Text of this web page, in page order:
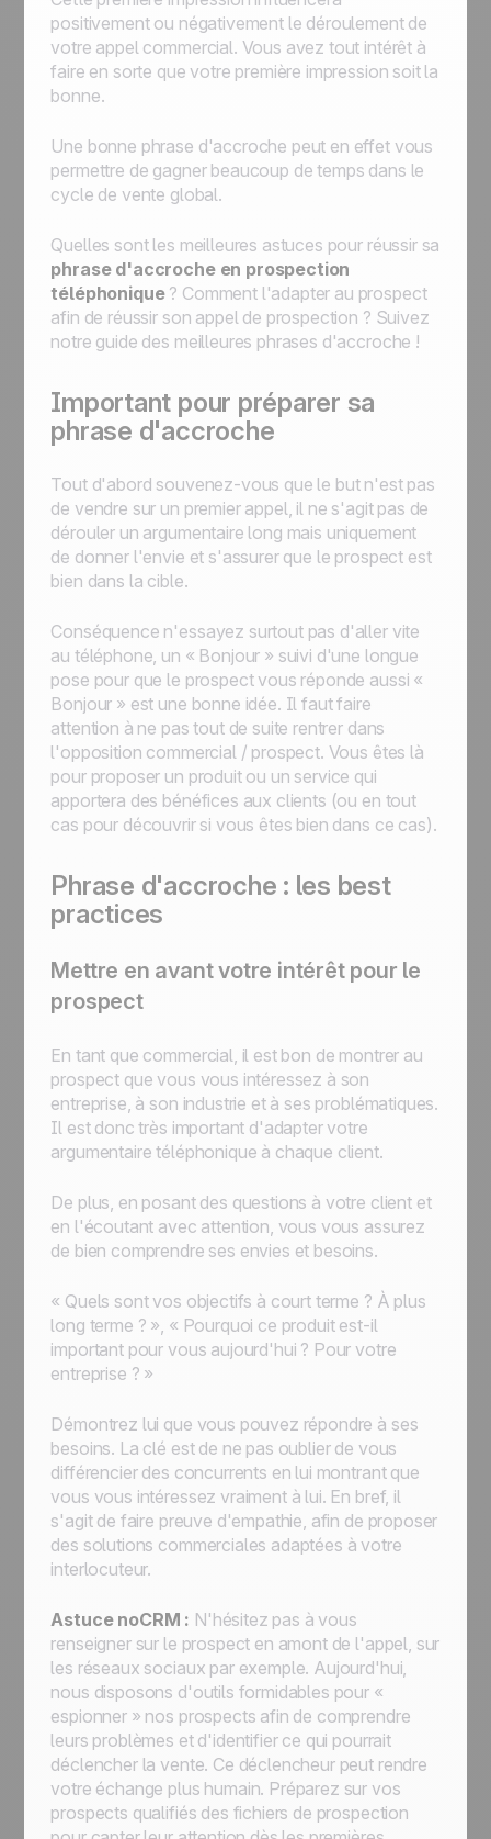
positivement ou négativement le déroulement de
votre appel commercial. Vous avez tout intérêt à
faire en sorte que votre première impression soit la
bonne.
Une bonne phrase d'accroche peut en effet vous
permettre de gagner beaucoup de temps dans le
cycle de vente global.
Quelles sont les meilleures astuces pour réussir sa
phrase d'accroche en prospection
téléphonique? Comment l'adapter au prospect
afin de réussir son appel de prospection ? Suivez
notre guide des meilleures phrases d'accroche !
Important pour préparer sa
phrase d'accroche
Tout d'abord souvenez-vous que le but n'est pas
de vendre sur un premier appel, il ne s'agit pas de
dérouler un argumentaire long mais uniquement
de donner l'envie et s'assurer que le prospect est
bien dans la cible.
Conséquence n'essayez surtout pas d'aller vite
au téléphone, un « Bonjour » suivi d'une longue
pose pour que le prospect vous réponde aussi «
Bonjour » est une bonne idée. Il faut faire
attention à ne pas tout de suite rentrer dans
l'opposition commercial / prospect. Vous êtes là
pour proposer un produit ou un service qui
apportera des bénéfices aux clients (ou en tout
cas pour découvrir si vous êtes bien dans ce cas).
Phrase d'accroche : les best
practices
Mettre en avant votre intérêt pour le
prospect
En tant que commercial, il est bon de montrer au
prospect que vous vous intéressez à son
entreprise, à son industrie et à ses problématiques.
Il est donc très important d'adapter votre
argumentaire téléphonique à chaque client.
De plus, en posant des questions à votre client et
en l'écoutant avec attention, vous vous assurez
de bien comprendre ses envies et besoins.
« Quels sont vos objectifs à court terme ? À plus
long terme ? », « Pourquoi ce produit est-il
important pour vous aujourd'hui ? Pour votre
entreprise ? »
Démontrez lui que vous pouvez répondre à ses
besoins. La clé est de ne pas oublier de vous
différencier des concurrents en lui montrant que
vous vous intéressez vraiment à lui. En bref, il
s'agit de faire preuve d'empathie, afin de proposer
des solutions commerciales adaptées à votre
interlocuteur.
Astuce noCRM : N'hésitez pas à vous
renseigner sur le prospect en amont de l'appel, sur
les réseaux sociaux par exemple. Aujourd'hui,
nous disposons d'outils formidables pour «
espionner » nos prospects afin de comprendre
leurs problèmes et d'identifier ce qui pourrait
déclencher la vente. Ce déclencheur peut rendre
votre échange plus humain. Préparez sur vos
prospects qualifiés des fichiers de prospection